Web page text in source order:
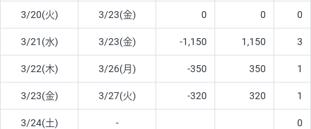
3/20(火) 3/23(金) 0 0 0
3/21(水) 3/23(金) -1,150 1,150 3
3/22(木) 3/26(月) -350 350 1
3/23(金) 3/27(火) -320 320 1
3/24(土) - 0